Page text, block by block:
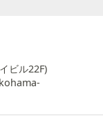
ビル22F)